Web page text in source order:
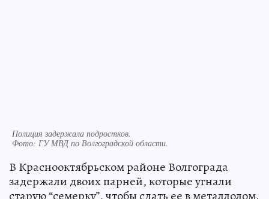
Полиция задержала подростков.
Фото: ГУ МВД по Волгоградской области.
В Краснооктябрьском районе Волгограда
задержали двоих парней, которые угнали